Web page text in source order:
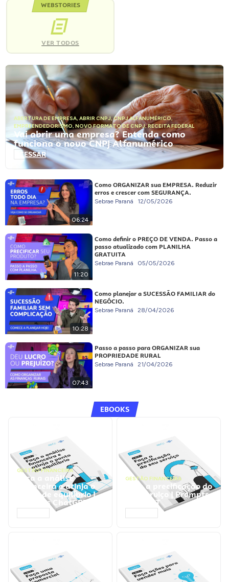
WEBSTORIES
VER TODOS
ABERTURA DE EMPRESA, ABRIR CNPJ,CNPJ ALFANUMÉRICO,
EMPREENDEDORISMO, NOVO FORMATO DE CNPJ,RECEITA FEDERAL
Vai abrir uma empresa? Entenda como
funciona o novo CNPJ Alfanumérico
ACESSAR
06:24
Como ORGANIZAR sua EMPRESA. Reduzir
erros e crescer com SEGURANÇA.
Sebrae Paraná 12/05/2026
11:20
Como definir o PREÇO DE VENDA. Passo a
passo atualizado com PLANILHA
GRATUITA
Sebrae Paraná 05/05/2026
10:28
Como planejar a SUCESSÃO FAMILIAR do
NEGÓCIO.
Sebrae Paraná 28/04/2026
07:43
Passo a passo para ORGANIZAR sua
PROPRIEDADE RURAL
Sebrae Paraná 21/04/2026
EBOOKS
GESTÃO FINANCEIRA
Faça a análise
financeira e atinja o
ponto de equilíbrio |
Prompts ChatGPT
GESTÃO FINANCEIRA
Faça a precificação do
seu serviço | Prompts
ChatGPT